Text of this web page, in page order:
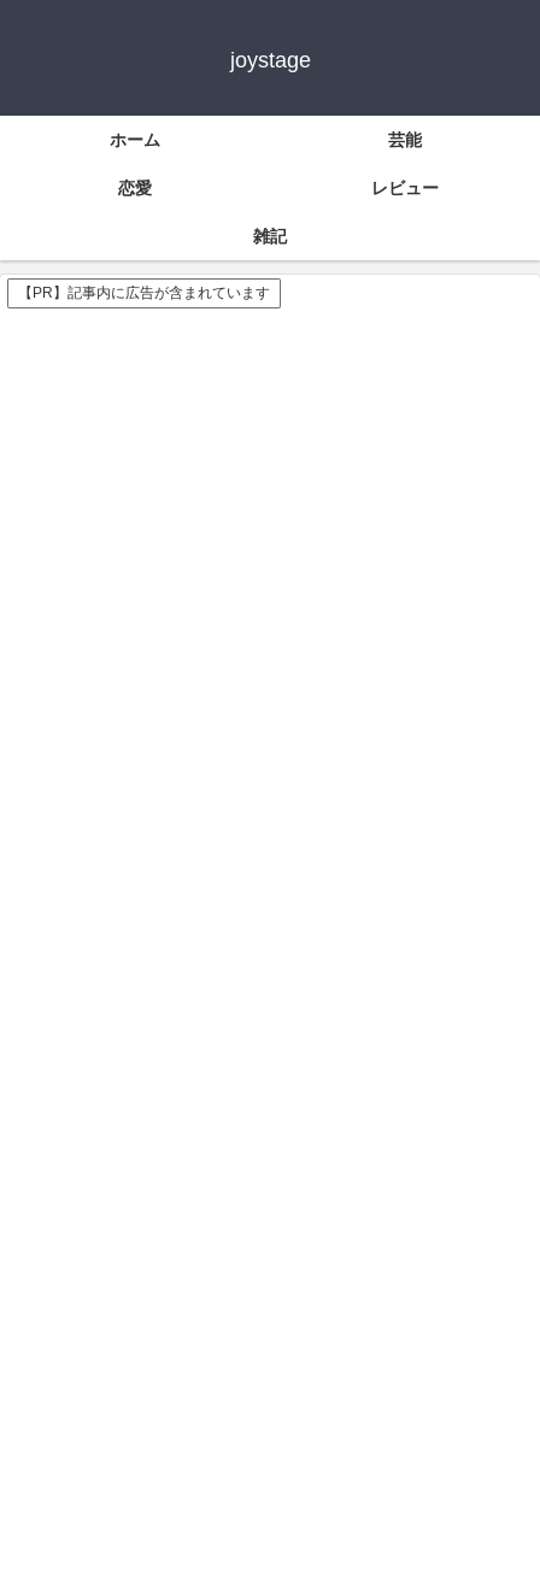
joystage
ホーム 芸能
恋愛 レビュー
雑記
【PR】記事内に広告が含まれています